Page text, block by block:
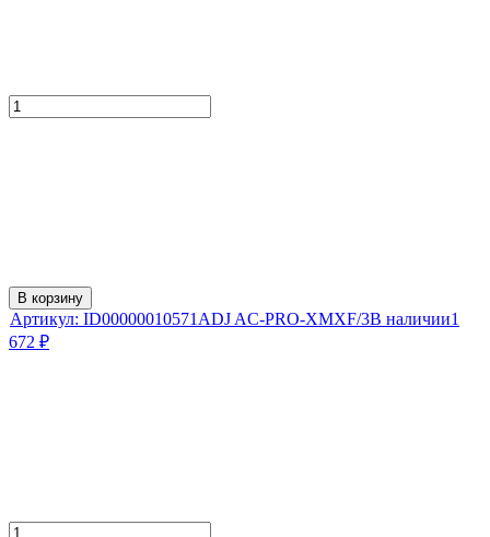
В корзину
Артикул: ID00000010571 ADJ AC-PRO-XMXF/3В наличии1
672 ₽